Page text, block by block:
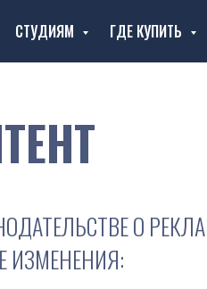
СТУДИЯМ ГДЕ КУПИТЬ
О
ИЗМЕНЕНИЯ: